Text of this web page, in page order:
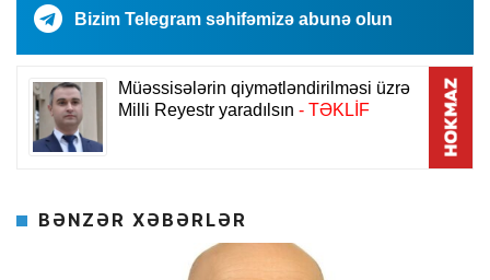
Bizim Telegram səhifəmizə abunə olun
BƏNZƏR XƏBƏRLƏR